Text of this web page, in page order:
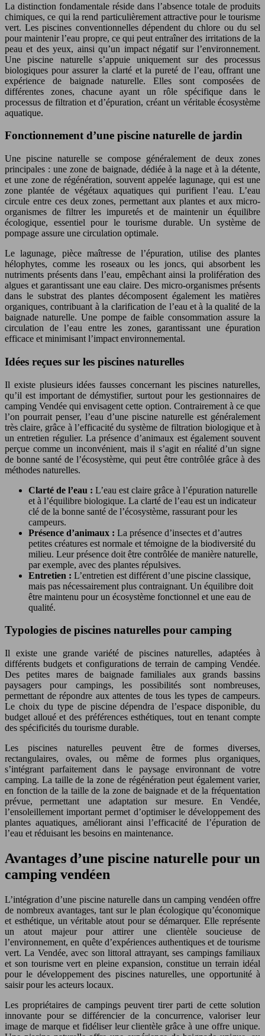
La distinction fondamentale réside dans l’absence totale de produits
chimiques, ce qui la rend particulièrement attractive pour le tourisme
vert. Les piscines conventionnelles dépendent du chlore ou du sel
pour maintenir l’eau propre, ce qui peut entraîner des irritations de la
peau et des yeux, ainsi qu’un impact négatif sur l’environnement.
Une piscine naturelle s’appuie uniquement sur des processus
biologiques pour assurer la clarté et la pureté de l’eau, offrant une
expérience de baignade naturelle. Elles sont composées de
différentes zones, chacune ayant un rôle spécifique dans le
processus de filtration et d’épuration, créant un véritable écosystème
aquatique.
Fonctionnement d’une piscine naturelle de jardin
Une piscine naturelle se compose généralement de deux zones
principales : une zone de baignade, dédiée à la nage et à la détente,
et une zone de régénération, souvent appelée lagunage, qui est une
zone plantée de végétaux aquatiques qui purifient l’eau. L’eau
circule entre ces deux zones, permettant aux plantes et aux micro-
organismes de filtrer les impuretés et de maintenir un équilibre
écologique, essentiel pour le tourisme durable. Un système de
pompage assure une circulation optimale.
Le lagunage, pièce maîtresse de l’épuration, utilise des plantes
hélophytes, comme les roseaux ou les joncs, qui absorbent les
nutriments présents dans l’eau, empêchant ainsi la prolifération des
algues et garantissant une eau claire. Des micro-organismes présents
dans le substrat des plantes décomposent également les matières
organiques, contribuant à la clarification de l’eau et à la qualité de la
baignade naturelle. Une pompe de faible consommation assure la
circulation de l’eau entre les zones, garantissant une épuration
efficace et minimisant l’impact environnemental.
Idées reçues sur les piscines naturelles
Il existe plusieurs idées fausses concernant les piscines naturelles,
qu’il est important de démystifier, surtout pour les gestionnaires de
camping Vendée qui envisagent cette option. Contrairement à ce que
l’on pourrait penser, l’eau d’une piscine naturelle est généralement
très claire, grâce à l’efficacité du système de filtration biologique et à
un entretien régulier. La présence d’animaux est également souvent
perçue comme un inconvénient, mais il s’agit en réalité d’un signe
de bonne santé de l’écosystème, qui peut être contrôlée grâce à des
méthodes naturelles.
Clarté de l’eau : L’eau est claire grâce à l’épuration naturelle
et à l’équilibre biologique. La clarté de l’eau est un indicateur
clé de la bonne santé de l’écosystème, rassurant pour les
campeurs.
Présence d’animaux : La présence d’insectes et d’autres
petites créatures est normale et témoigne de la biodiversité du
milieu. Leur présence doit être contrôlée de manière naturelle,
par exemple, avec des plantes répulsives.
Entretien : L’entretien est différent d’une piscine classique,
mais pas nécessairement plus contraignant. Un équilibre doit
être maintenu pour un écosystème fonctionnel et une eau de
qualité.
Typologies de piscines naturelles pour camping
Il existe une grande variété de piscines naturelles, adaptées à
différents budgets et configurations de terrain de camping Vendée.
Des petites mares de baignade familiales aux grands bassins
paysagers pour campings, les possibilités sont nombreuses,
permettant de répondre aux attentes de tous les types de campeurs.
Le choix du type de piscine dépendra de l’espace disponible, du
budget alloué et des préférences esthétiques, tout en tenant compte
des spécificités du tourisme durable.
Les piscines naturelles peuvent être de formes diverses,
rectangulaires, ovales, ou même de formes plus organiques,
s’intégrant parfaitement dans le paysage environnant de votre
camping. La taille de la zone de régénération peut également varier,
en fonction de la taille de la zone de baignade et de la fréquentation
prévue, permettant une adaptation sur mesure. En Vendée,
l’ensoleillement important permet d’optimiser le développement des
plantes aquatiques, améliorant ainsi l’efficacité de l’épuration de
l’eau et réduisant les besoins en maintenance.
Avantages d’une piscine naturelle pour un
camping vendéen
L’intégration d’une piscine naturelle dans un camping vendéen offre
de nombreux avantages, tant sur le plan écologique qu’économique
et esthétique, un véritable atout pour se démarquer. Elle représente
un atout majeur pour attirer une clientèle soucieuse de
l’environnement, en quête d’expériences authentiques et de tourisme
vert. La Vendée, avec son littoral attrayant, ses campings familiaux
et son tourisme vert en pleine expansion, constitue un terrain idéal
pour le développement des piscines naturelles, une opportunité à
saisir pour les acteurs locaux.
Les propriétaires de campings peuvent tirer parti de cette solution
innovante pour se différencier de la concurrence, valoriser leur
image de marque et fidéliser leur clientèle grâce à une offre unique.